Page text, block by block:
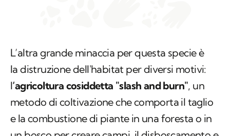
metodo di coltivazione che comporta il taglio
e la combustione di piante in una foresta o in
un bosco per creare campi, il disboscamento e
la raccolta di legna da ardere, che qui
avvengono anche all'interno delle aree